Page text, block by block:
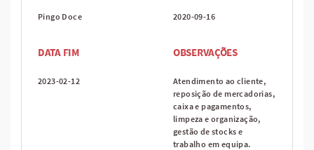
Pingo Doce 2020-09-16
DATA FIM
2023-02-12
OBSERVAÇÕES
Atendimento ao cliente,
reposição de mercadorias,
caixa e pagamentos,
limpeza e organização,
gestão de stocks e
trabalho em equipa.